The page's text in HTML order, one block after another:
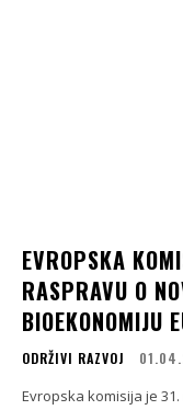
EVROPSKA
RASPRAVU O
BIOEKONOMIJU
ODRŽIVI RAZVOJ
Evropska komisija je